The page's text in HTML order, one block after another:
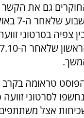
גם את הקשר
באמצעי
צפיה בסרטוני
טראומה
לסרטוני
שהשכיחות אצל